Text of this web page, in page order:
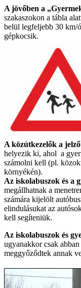
A jövőben a
szakaszokon a tábla
belül legfeljebb 30 km/
gépkocsik.
A közútkezelők a
helyezik ki, ahol a
számolni kell (pl.
környékén).
Az iskolabuszok és a
megállhatnak a
számára kijelölt
elindulásukat az
kell segíteniük.
Az iskolabuszok és
ugyanakkor csak
meggyőződtek annak